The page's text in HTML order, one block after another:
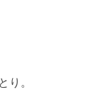
り。